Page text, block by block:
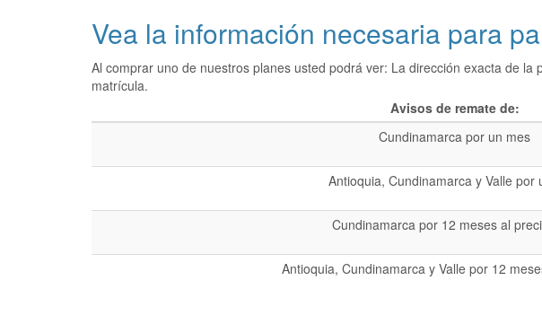
Vea la información necesaria para
Al comprar uno de nuestros planes usted podrá ver: La dirección exacta de
matrícula.
Avisos de remate de:
Cundinamarca por un mes
Antioquia, Cundinamarca y Valle por
Cundinamarca por 12 meses al
Antioquia, Cundinamarca y Valle por 12